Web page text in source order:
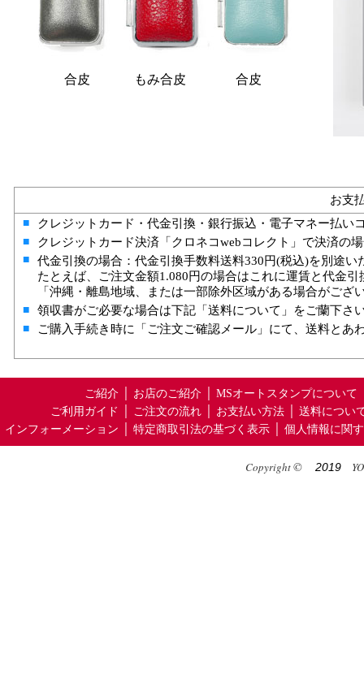
合皮 もみ合皮 合皮
お支
■ クレジットカード・代金引換・銀行振込・電子マネー払い
■ クレジットカード決済「クロネコwebコレクト」で決済の
■
代金引換の場合：代金引換手数料送料330円(税込)を別途い
たとえば、ご注文金額1.080円の場合はこれに運賃と代金
「沖縄・離島地域、または一部除外区域がある場合がござ
■ 領収書がご必要な場合は下記「送料について」をご蘭下さ
■ ご購入手続き時に「ご注文ご確認メール」にて、送料とあ
ご紹介 お店のご紹介 MSオートスタンプについて
ご利用ガイド
ご注文の流れ お支払い方法
送料につい
インフォーメーション
特定商取引法の基づく表示 個人情報に関
Copyright© 2019